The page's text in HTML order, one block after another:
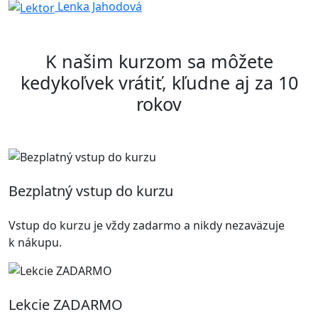
Lenka Jahodová
K našim kurzom sa môžete
kedykoľvek vrátiť, kľudne aj za 10
rokov
Bezplatný vstup do kurzu
Vstup do kurzu je vždy zadarmo a nikdy nezaväzuje
k nákupu.
Lekcie ZADARMO